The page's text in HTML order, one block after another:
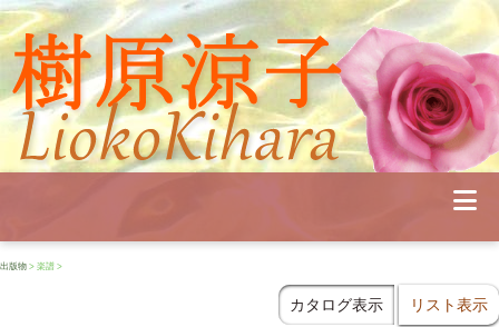
Profile
Concert
Seminar
Diary
Contact
出版物 > 楽譜 >
カタログ表示 リスト表示